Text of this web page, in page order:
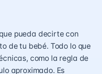
pueda decirte con
de tu bebé. Todo lo que
como la regla de
aproximado. Es